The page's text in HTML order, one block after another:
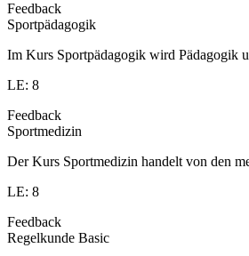
Feedback
Sportpädagogik
Im Kurs Sportpädagogik wird Pädagogik
LE: 8
Feedback
Sportmedizin
Der Kurs Sportmedizin handelt von den
LE: 8
Feedback
Regelkunde Basic